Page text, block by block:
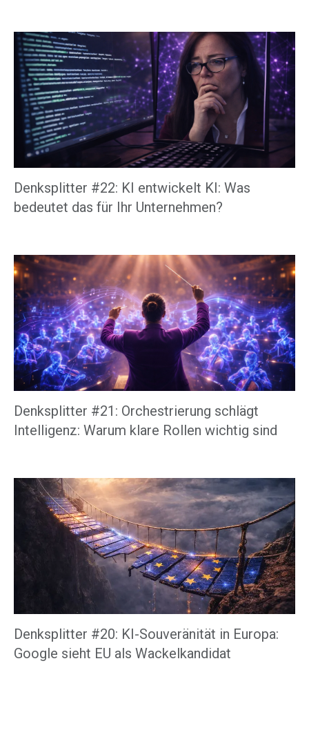
Denksplitter #22: KI entwickelt KI: Was
bedeutet das für Ihr Unternehmen?
Denksplitter #21: Orchestrierung schlägt
Intelligenz: Warum klare Rollen wichtig sind
Denksplitter #20: KI-Souveränität in Europa:
Google sieht EU als Wackelkandidat